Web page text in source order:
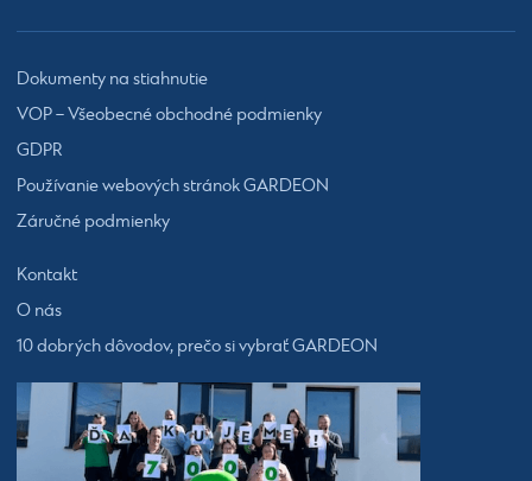
Dokumenty na stiahnutie
VOP – Všeobecné obchodné podmienky
GDPR
Používanie webových stránok GARDEON
Záručné podmienky
Kontakt
O nás
10 dobrých dôvodov, prečo si vybrať GARDEON